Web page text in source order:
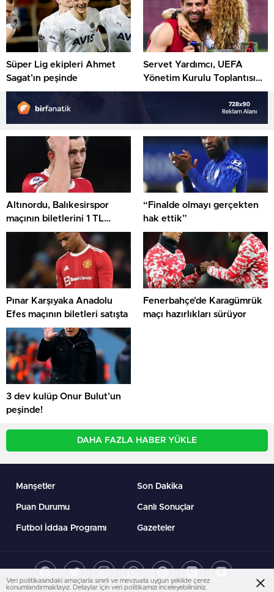
Süper Lig ekipleri Ahmet
Sagat’ın peşinde
Servet Yardımcı, UEFA
Yönetim Kurulu Toplantısı
ve UEFA Kongresi’ne katıldı
Altınordu, Balıkesirspor
maçının biletlerini 1 TL
olarak belirledi
“Finalde olmayı gerçekten
hak ettik”
Pınar Karşıyaka Anadolu
Efes maçının biletleri satışta
Fenerbahçe’de Karagümrük
maçı hazırlıkları sürüyor
3 dev kulüp Onur Bulut’un
peşinde!
DAHA FAZLA HABER YÜKLE
Manşetler Son Dakika
Puan Durumu Canlı Sonuçlar
Futbol İddaa Programı Gazeteler
Veri politikasındaki amaçlarla sınırlı ve mevzuata uygun şekilde çerez
konumlandırmaktayız. Detaylar için veri politikamızı inceleyebilirsiniz.